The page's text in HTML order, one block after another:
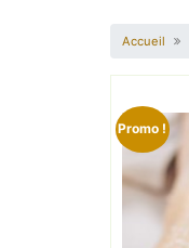
Accueil
Promo !